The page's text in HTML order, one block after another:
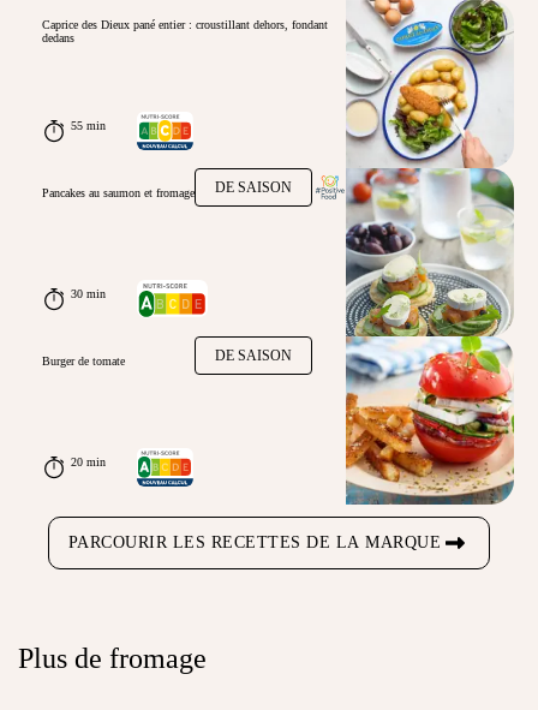
Caprice des Dieux pané entier : croustillant dehors, fondant
dedans
55 min
DE SAISON
Pancakes au saumon et fromage
30 min
DE SAISON
Burger de tomate
20 min
PARCOURIR LES RECETTES DE LA MARQUE
Plus de fromage